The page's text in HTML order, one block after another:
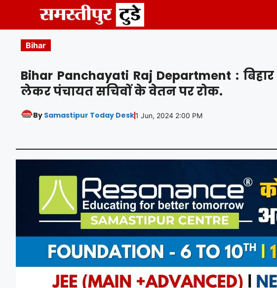
content
Bihar
Bihar Panchayati Raj Department :
लेकर पंचायत सचिवों के वेतन पर रोक.
By Samastipur Today Desk1 Jun, 2024 2:00 PM